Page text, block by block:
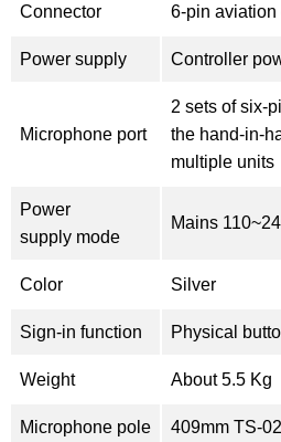
Connector 6-pin aviation
Power supply Controller
Microphone port
2 sets of six-
the hand-in-
multiple units
Power
supply mode
Mains
Color Silver
Sign-in function Physical
Weight About 5.5 Kg
Microphone pole 409mm TS-